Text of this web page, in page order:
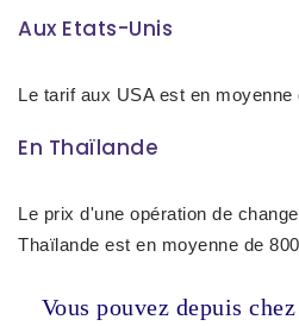
Aux Etats-Unis
Le tarif aux USA est en moyenne
En Thaïlande
Le prix d'une opération de
Thaïlande est en moyenne de
Vous pouvez depuis